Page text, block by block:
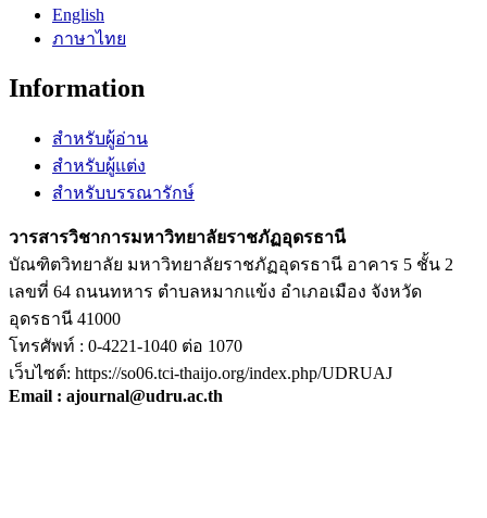
English
ภาษาไทย
Information
สำหรับผู้อ่าน
สำหรับผู้แต่ง
สำหรับบรรณารักษ์
วารสารวิชาการมหาวิทยาลัยราชภัฏอุดรธานี
บัณฑิตวิทยาลัย มหาวิทยาลัยราชภัฏอุดรธานี อาคาร 5 ชั้น 2
เลขที่ 64 ถนนทหาร ตำบลหมากแข้ง อำเภอเมือง จังหวัด
อุดรธานี 41000
โทรศัพท์ : 0-4221-1040 ต่อ 1070
เว็บไซต์: https://so06.tci-thaijo.org/index.php/UDRUAJ
Email : ajournal@udru.ac.th